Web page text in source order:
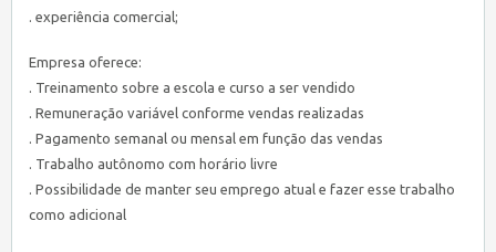
. experiência comercial;
Empresa oferece:
. Treinamento sobre a escola e curso a ser vendido
. Remuneração variável conforme vendas realizadas
. Pagamento semanal ou mensal em função das vendas
. Trabalho autônomo com horário livre
. Possibilidade de manter seu emprego atual e fazer esse trabalho
como adicional